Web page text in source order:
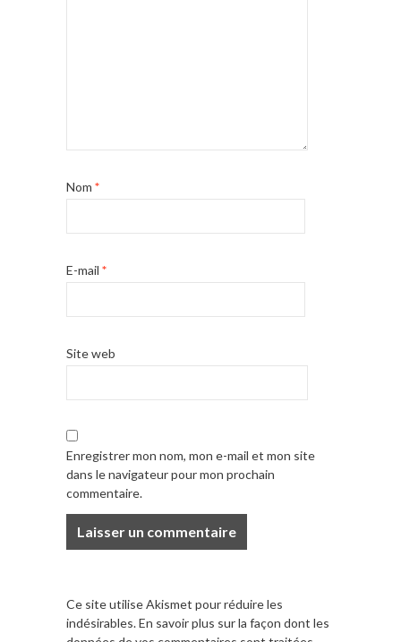
Nom *
E-mail *
Site web
Enregistrer mon nom, mon e-mail et mon site
dans le navigateur pour mon prochain
commentaire.
Ce site utilise Akismet pour réduire les
indésirables.En savoir plus sur la façon dont les